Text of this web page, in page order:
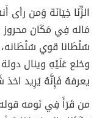
الزِّنَا خِيَانَة وَمن رأى
مَاله فِي مَكَان محروز
سُلْطَانا قوي سُلْطَانه،
وخلع عَلَيْهِ وينال
يعرفهُ فَإِنَّهُ يُرِيد
من قَرَأَ فِي نَومه